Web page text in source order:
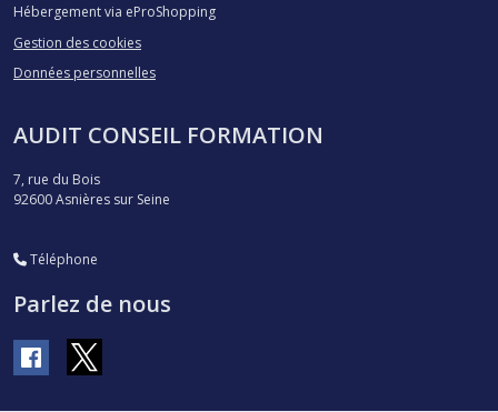
Hébergement via eProShopping
Gestion des cookies
Données personnelles
AUDIT CONSEIL FORMATION
7, rue du Bois
92600Asnières sur Seine
Téléphone
Parlez de nous